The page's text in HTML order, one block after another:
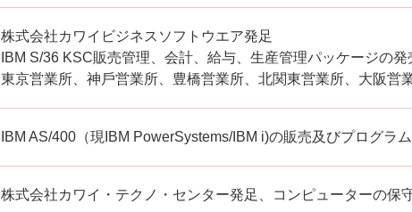
株式会社カワイビジネスソフトウエア発⾜
IBM S/36 KSC販売管理、会計、給与、⽣産管理パッケージの発
東京営業所、神⼾営業所、豊橋営業所、北関東営業所、⼤阪営
IBM AS/400（現IBM PowerSystems/IBM i)の販売及びプログラ
株式会社カワイ・テクノ・センター発⾜、コンピューターの保